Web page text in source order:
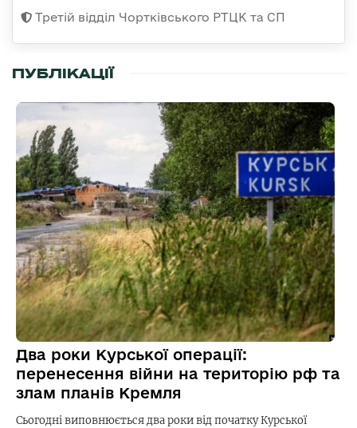
Третій відділ Чортківського РТЦК та СП
ПУБЛІКАЦІЇ
Два роки Курської операції:
перенесення війни на територію рф та
злам планів Кремля
Сьогодні виповнюється два роки від початку Курської